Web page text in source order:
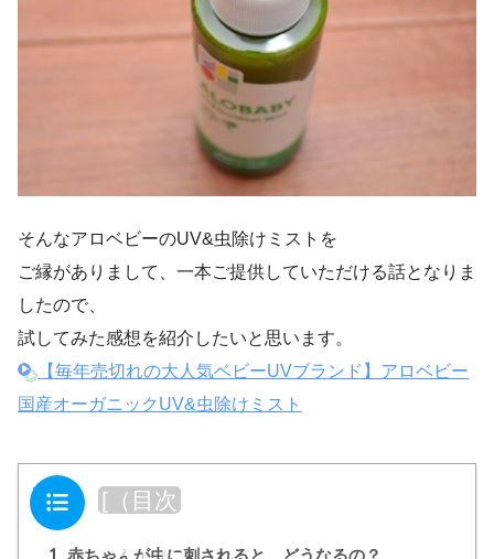
そんなアロベビーのUV&虫除けミストを
ご縁がありまして、一本ご提供していただける話となりま
したので、
試してみた感想を紹介したいと思います。
【毎年売切れの大人気ベビーUVブランド】アロベビー
国産オーガニックUV&虫除けミスト
目次 [ （目次
1.